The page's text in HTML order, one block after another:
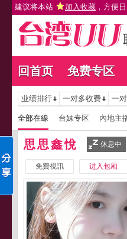
建议将本站 加入收藏 ，方便
回首页 免费专区
业绩排行 一对多收费 一
全部在線 台妹专区 內地主
思思鑫悅 休息中
免費視訊 进入包厢